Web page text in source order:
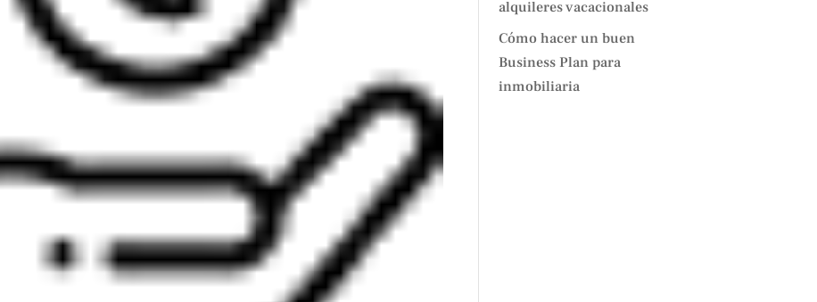
alquileres vacacionales
Cómo hacer un buen
Business Plan para
inmobiliaria